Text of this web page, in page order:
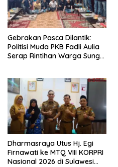
Gebrakan Pasca Dilantik:
Politisi Muda PKB Fadli Aulia
Serap Rintihan Warga Sungai
Dharmasraya Utus Hj. Egi
Firnawati ke MTQ VIII KORPRI
Nasional 2026 di Sulawesi